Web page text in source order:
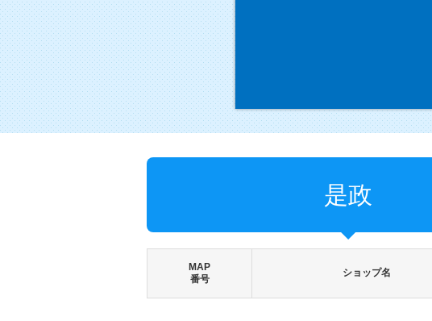
是政
MAP
番号
ショップ名